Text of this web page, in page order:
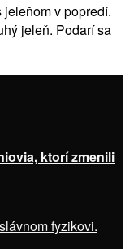
v popredí.
jeleň. Podarí sa
ktorí zmenili